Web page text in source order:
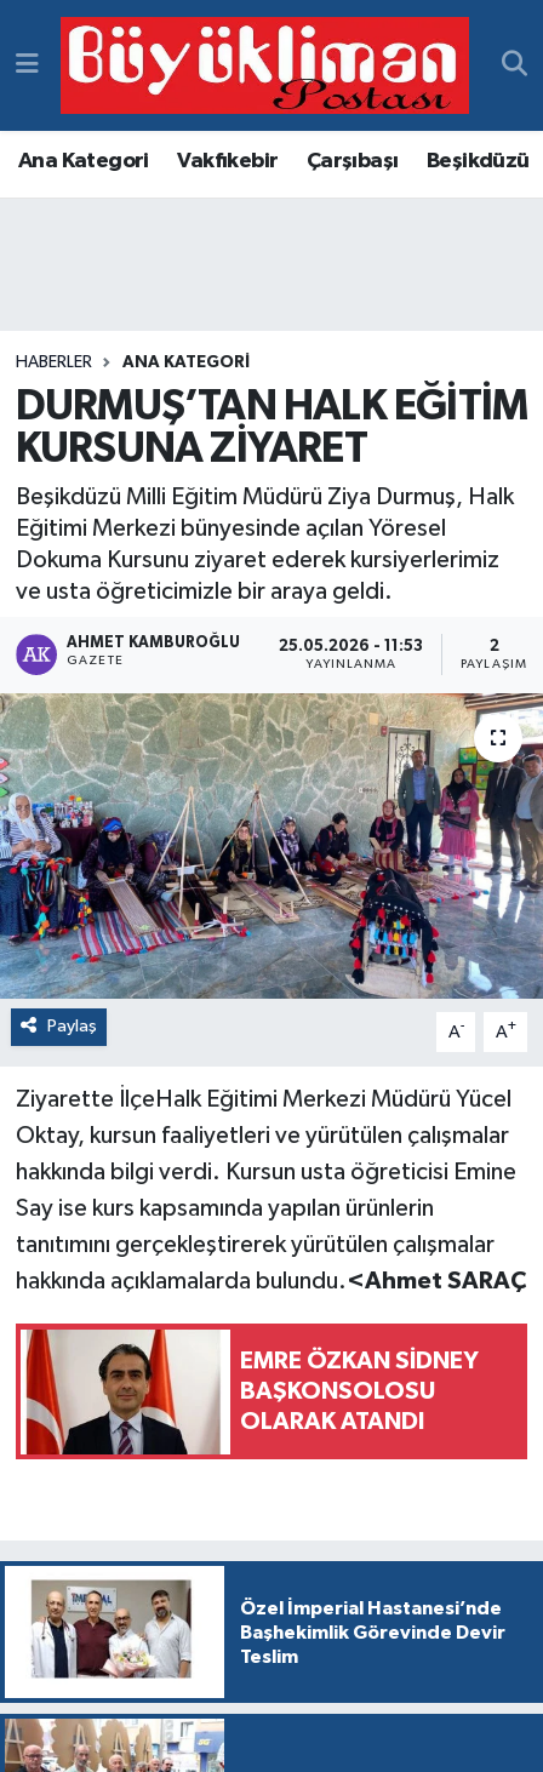
Ana Kategori Vakfıkebir Çarşıbaşı Beşikdüzü
HABERLER ANA KATEGORI
DURMUŞ’TAN HALK EĞİTİM
KURSUNA ZİYARET
Beşikdüzü Milli Eğitim Müdürü Ziya Durmuş, Halk
Eğitimi Merkezi bünyesinde açılan Yöresel
Dokuma Kursunu ziyaret ederek kursiyerlerimiz
ve usta öğreticimizle bir araya geldi.
AHMET KAMBUROĞLU
GAZETE
25.05.2026 - 11:53
YAYINLANMA
2
PAYLAŞIM
Paylaş A- A+
Ziyarette İlçeHalk Eğitimi Merkezi Müdürü Yücel
Oktay, kursun faaliyetleri ve yürütülen çalışmalar
hakkında bilgi verdi. Kursun usta öğreticisi Emine
Say ise kurs kapsamında yapılan ürünlerin
tanıtımını gerçekleştirerek yürütülen çalışmalar
hakkında açıklamalarda bulundu. <Ahmet SARAÇ
EMRE ÖZKAN SİDNEY
BAŞKONSOLOSU
OLARAK ATANDI
Özel İmperial Hastanesi’nde
Başhekimlik Görevinde Devir
Teslim
Vakfıkebir Hava Durumu
Vakfıkebir Trafik Yoğunluk Haritası
Haber Arşivi